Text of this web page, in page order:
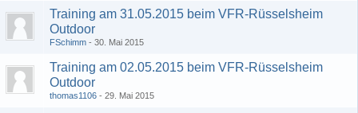
Training am 31.05.2015 beim VFR-Rüsselsheim
Outdoor
FSchimm 30. Mai 2015
Training am 02.05.2015 beim VFR-Rüsselsheim
Outdoor
thomas1106 29. Mai 2015